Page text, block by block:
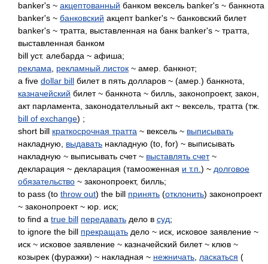
banker's ~ акцептованный банком вексель banker's ~ банкнота
banker's ~ банковский акцепт banker's ~ банковский билет
banker's ~ тратта, выставленная на банк banker's ~ тратта,
выставленная банком
bill уст. алебарда ~ афиша;
реклама
рекламный листок ~ амер. банкнот;
a five dollar bill билет в пять долларов ~ (амер.) банкнота,
казначейский билет ~ банкнота ~ билль, законопроект, закон,
акт парламента, законодателльный акт ~ вексель, тратта (тж.
bill of exchange) ;
short bill краткосрочная тратта ~ вексель ~ выписывать
накладную, выдавать накладную (to, for) ~ выписывать
накладную ~ выписывать счет ~ выставлять счет~
декларация ~ декларация (тамооженная и т.п. ) ~ долговое
обязательство ~ законопроект, билль;
to pass (to throw out) the bill принять (отклонить) законопроект
~ законопроект ~ юр. иск;
to find a true bill передавать дело в суд;
to ignore the bill прекращать дело ~ иск, исковое заявление ~
иск ~ исковое заявление ~ казначейский билет ~ клюв ~
козырек (фуражки) ~ накладная ~ нежничать ласкаться (